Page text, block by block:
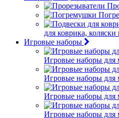
для коврика, коляски
Игровые наборы
Игровые наборы для
Игровые наборы для
Игровые наборы для
Игровые наборы для